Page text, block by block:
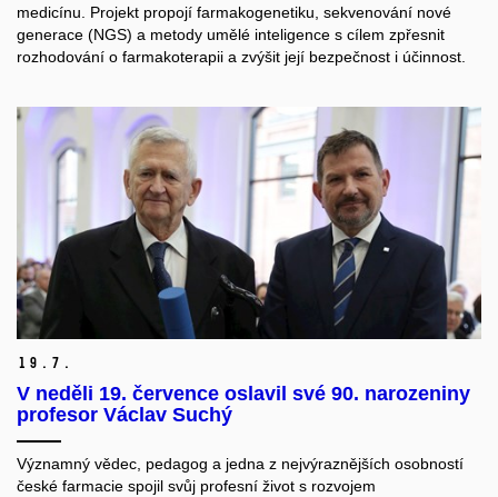
medicínu. Projekt propojí farmakogenetiku, sekvenování nové
generace (NGS) a metody umělé inteligence s cílem zpřesnit
rozhodování o farmakoterapii a zvýšit její bezpečnost i účinnost.
19. 7.
V neděli 19. července oslavil své 90. narozeniny
profesor Václav Suchý
Významný vědec, pedagog a jedna z nejvýraznějších osobností
české farmacie spojil svůj profesní život s rozvojem